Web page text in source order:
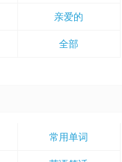
亲爱的
全部
常用单词